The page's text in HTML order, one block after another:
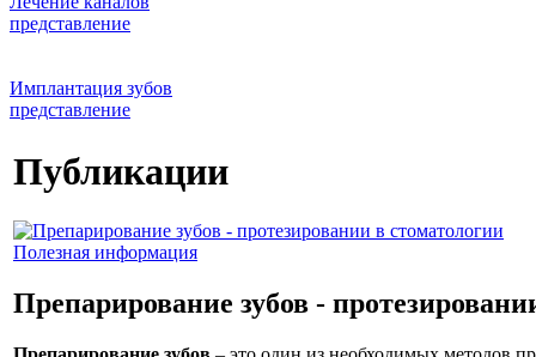
представление
Имплантация зубов
представление
Публикации
Полезная информация
Препарирование зубов -